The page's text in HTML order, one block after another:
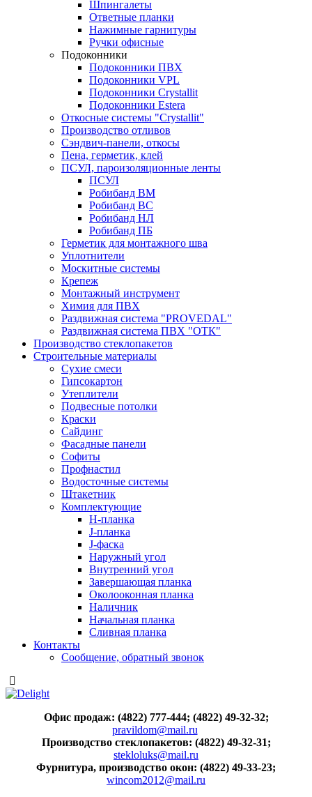
Шпингалеты
Ответные планки
Нажимные гарнитуры
Ручки офисные
Подоконники
Подоконники ПВХ
Подоконники VPL
Подоконники Crystallit
Подоконники Estera
Откосные системы "Crystallit"
Производство отливов
Сэндвич-панели, откосы
Пена, герметик, клей
ПСУЛ, пароизоляционные ленты
ПСУЛ
Робибанд ВМ
Робибанд ВС
Робибанд НЛ
Робибанд ПБ
Герметик для монтажного шва
Уплотнители
Москитные системы
Крепеж
Монтажный инструмент
Химия для ПВХ
Раздвижная система "PROVEDAL"
Раздвижная система ПВХ "ОТК"
Производство стеклопакетов
Строительные материалы
Сухие смеси
Гипсокартон
Утеплители
Подвесные потолки
Краски
Сайдинг
Фасадные панели
Софиты
Профнастил
Водосточные системы
Штакетник
Комплектующие
H-планка
J-планка
J-фаска
Наружный угол
Внутренний угол
Завершающая планка
Околооконная планка
Наличник
Начальная планка
Сливная планка
Контакты
Сообщение, обратный звонок
Офис продаж: (4822) 777-444; (4822) 49-32-32;
pravildom@mail.ru
Производство стеклопакетов: (4822) 49-32-31;
stekloluks@mail.ru
Фурнитура, производство окон: (4822) 49-33-23;
wincom2012@mail.ru